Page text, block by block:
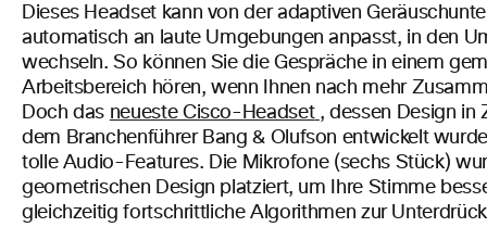
Dieses Headset kann von der adaptiven
automatisch an laute Umgebungen anpasst, in den
wechseln. So können Sie die Gespräche in einem
Arbeitsbereich hören, wenn Ihnen nach mehr
Doch das neueste Cisco-Headset , dessen Design in
dem Branchenführer Bang & Olufson entwickelt
tolle Audio-Features. Die Mikrofone (sechs Stück)
geometrischen Design platziert, um Ihre Stimme
gleichzeitig fortschrittliche Algorithmen zur